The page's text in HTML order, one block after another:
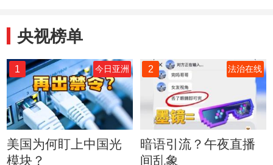
央视榜单
1 今日亚洲
美国为何盯上中国光
模块？
2 法治在线
暗语引流？午夜直播
间乱象